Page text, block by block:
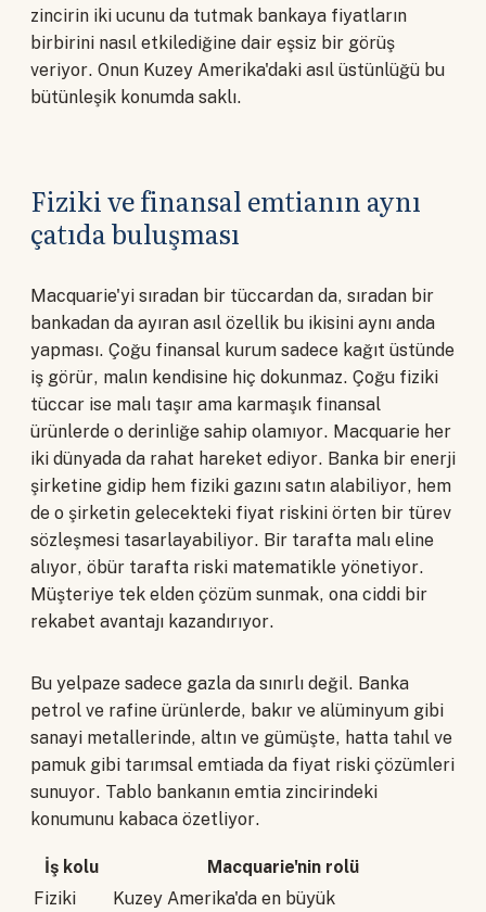
zincirin iki ucunu da tutmak bankaya fiyatların
birbirini nasıl etkilediğine dair eşsiz bir görüş
veriyor. Onun Kuzey Amerika'daki asıl üstünlüğü bu
bütünleşik konumda saklı.
Fiziki ve finansal emtianın aynı
çatıda buluşması
Macquarie'yi sıradan bir tüccardan da, sıradan bir
bankadan da ayıran asıl özellik bu ikisini aynı anda
yapması. Çoğu finansal kurum sadece kağıt üstünde
iş görür, malın kendisine hiç dokunmaz. Çoğu fiziki
tüccar ise malı taşır ama karmaşık finansal
ürünlerde o derinliğe sahip olamıyor. Macquarie her
iki dünyada da rahat hareket ediyor. Banka bir enerji
şirketine gidip hem fiziki gazını satın alabiliyor, hem
de o şirketin gelecekteki fiyat riskini örten bir türev
sözleşmesi tasarlayabiliyor. Bir tarafta malı eline
alıyor, öbür tarafta riski matematikle yönetiyor.
Müşteriye tek elden çözüm sunmak, ona ciddi bir
rekabet avantajı kazandırıyor.
Bu yelpaze sadece gazla da sınırlı değil. Banka
petrol ve rafine ürünlerde, bakır ve alüminyum gibi
sanayi metallerinde, altın ve gümüşte, hatta tahıl ve
pamuk gibi tarımsal emtiada da fiyat riski çözümleri
sunuyor. Tablo bankanın emtia zincirindeki
konumunu kabaca özetliyor.
İş kolu
Macquarie'nin rolü
Fiziki
Kuzey Amerika'da en büyük